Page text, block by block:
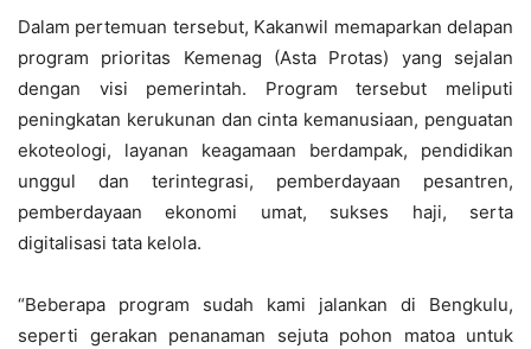
Dalam pertemuan tersebut, Kakanwil memaparkan delapan
program prioritas Kemenag (Asta Protas) yang sejalan
dengan visi pemerintah. Program tersebut meliputi
peningkatan kerukunan dan cinta kemanusiaan, penguatan
ekoteologi, layanan keagamaan berdampak, pendidikan
unggul dan terintegrasi, pemberdayaan pesantren,
pemberdayaan ekonomi umat, sukses haji, serta
digitalisasi tata kelola.
“Beberapa program sudah kami jalankan di Bengkulu,
seperti gerakan penanaman sejuta pohon matoa untuk